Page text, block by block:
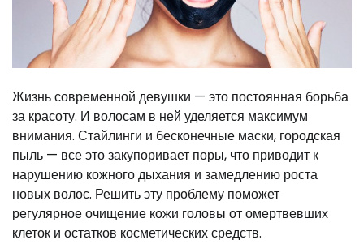
Жизнь современной девушки — это постоянная борьба
за красоту. И волосам в ней уделяется максимум
внимания. Стайлинги и бесконечные маски, городская
пыль — все это закупоривает поры, что приводит к
нарушению кожного дыхания и замедлению роста
новых волос. Решить эту проблему поможет
регулярное очищение кожи головы от омертвевших
клеток и остатков косметических средств.